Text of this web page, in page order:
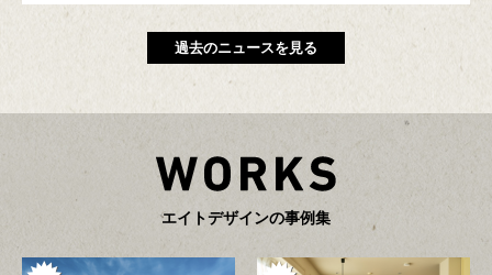
過去のニュースを見る
エイ トデザインの事例集